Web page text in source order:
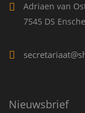
Adriaen van
7545 DS
Nieuwsbrief